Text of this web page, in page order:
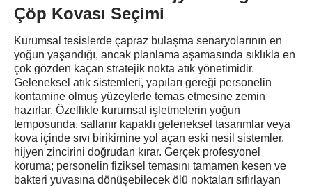
Çöp Kovası Seçimi
Kurumsal tesislerde çapraz bulaşma senaryolarının en
yoğun yaşandığı, ancak planlama aşamasında sıklıkla en
çok gözden kaçan stratejik nokta atık yönetimidir.
Geleneksel atık sistemleri, yapıları gereği personelin
kontamine olmuş yüzeylerle temas etmesine zemin
hazırlar. Özellikle kurumsal işletmelerin yoğun
temposunda, sallanır kapaklı geleneksel tasarımlar veya
kova içinde sıvı birikimine yol açan eski nesil sistemler,
hijyen zincirini doğrudan kırar. Gerçek profesyonel
koruma; personelin fiziksel temasını tamamen kesen ve
bakteri yuvasına dönüşebilecek ölü noktaları sıfırlayan